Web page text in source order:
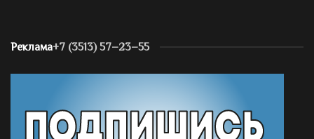
Реклама+7 (3513) 57–23–55